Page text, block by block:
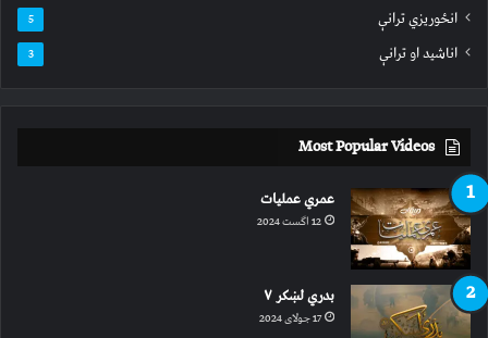
انځوریزي ترانې 5
اناشید او ترانې 3
Most Popular Videos
عمري عملیات
12 اگست 2024
بدري لښکر ۷
17 جولای 2024